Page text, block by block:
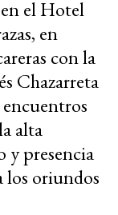
el Hotel
en
con la
Chazarreta
alta
y presencia
los oriundos